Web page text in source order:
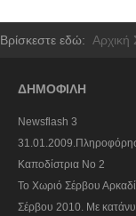
Βρίσκεστε εδώ: Αρχική
ΔΗΜΟΦΙΛΗ
Newsflash 3
Καποδίστρια Νο 2
To Χωριό Σέρβου
Σέρβου 2010. Με